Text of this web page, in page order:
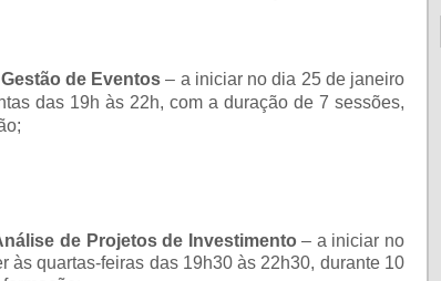
de Eventos – a iniciar no dia 25 de janeiro
das 19h às 22h, com a duração de 7 sessões,
de Projetos de Investimento – a iniciar no
às quartas-feiras das 19h30 às 22h30, durante 10